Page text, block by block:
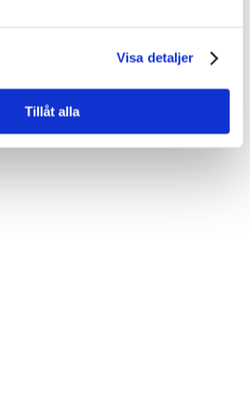
Visa detaljer
Tillåt alla